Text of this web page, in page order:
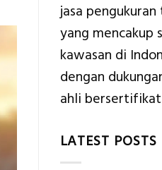
jasa pengukuran
yang mencakup
kawasan di
dengan
ahli
LATEST POSTS